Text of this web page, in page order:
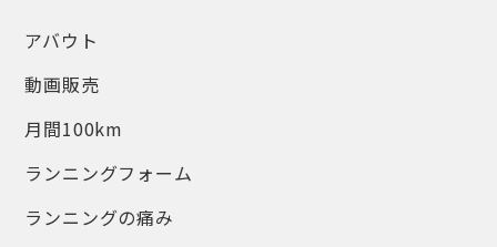
アバウト
動画販売
月間100km
ランニングフォーム
ランニングの痛み